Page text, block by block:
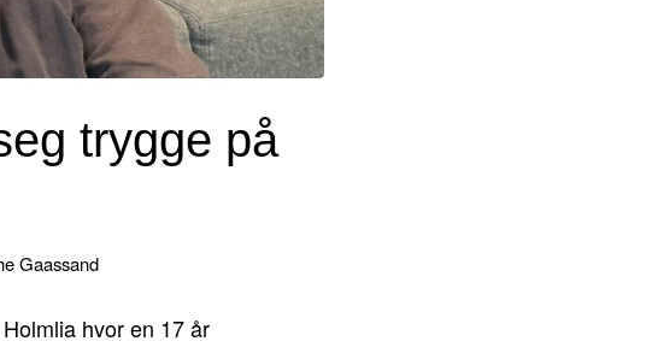
trygge på
Gaassand
hvor en 17 år